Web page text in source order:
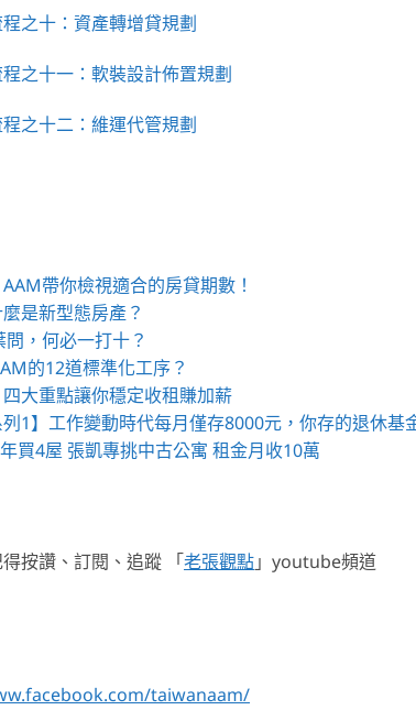
之十：資產轉增貸規劃
之十一：軟裝設計佈置規劃
之十二：維運代管規劃
帶你檢視適合的房貸期數！
是新型態房產？
問，何必一打十？
的12道標準化工序？
大重點讓你穩定收租賺加薪
列1】工作變動時代每月僅存8000元，你存的退休基
買4屋 張凱專挑中古公寓 租金月收10萬
按讚、訂閱、追蹤 「老張觀點」youtube頻道
taiwanaam/